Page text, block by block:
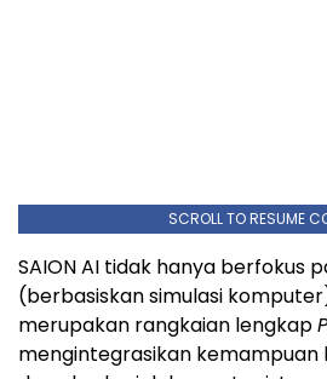
SCROLL TO RESUME
SAION AI tidak hanya berfokus
(berbasiskan simulasi
merupakan rangkaian lengkap
mengintegrasikan kemampuan